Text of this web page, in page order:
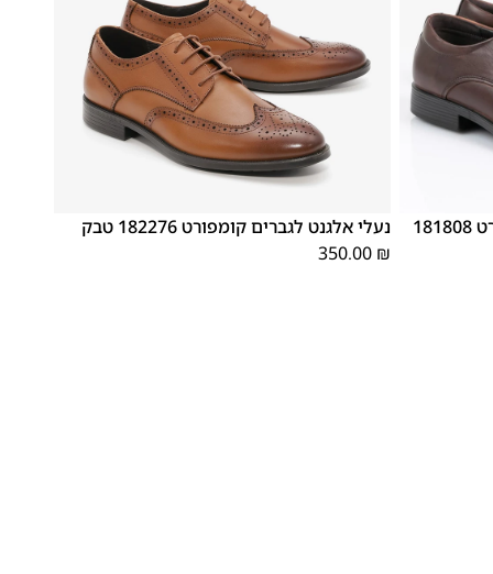
נעלי אלגנט לגברים אלגנט קומפורט 181808
נעלי אלגנט לגברים קומפורט 182276 טבק
350.00 ₪